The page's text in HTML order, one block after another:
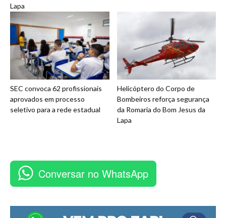
Lapa
SEC convoca 62 profissionais
aprovados em processo
seletivo para a rede estadual
Helicóptero do Corpo de
Bombeiros reforça segurança
da Romaria do Bom Jesus da
Lapa
Conversar no WhatsApp